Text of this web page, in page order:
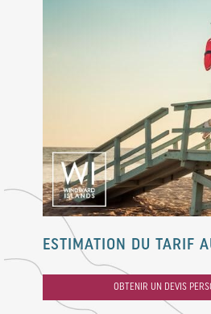
ESTIMATION DU TARIF
OBTENIR UN DEVIS